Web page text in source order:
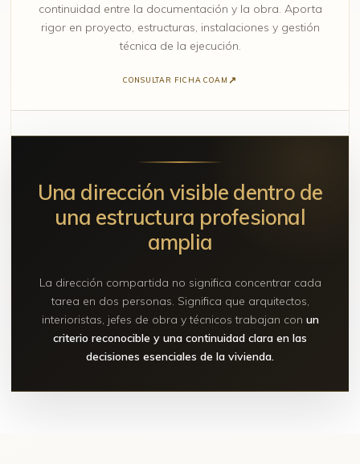
continuidad entre la documentación y la obra. Aporta
rigor en proyecto, estructuras, instalaciones y gestión
técnica de la ejecución.
CONSULTAR FICHA COAM
Una dirección visible dentro de
una estructura profesional
amplia
La dirección compartida no significa concentrar cada
tarea en dos personas. Significa que arquitectos,
interioristas, jefes de obra y técnicos trabajan con un
criterio reconocible y una continuidad clara en las
decisiones esenciales de la vivienda.